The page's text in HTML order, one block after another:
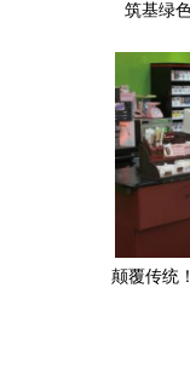
筑基绿
颠覆传统